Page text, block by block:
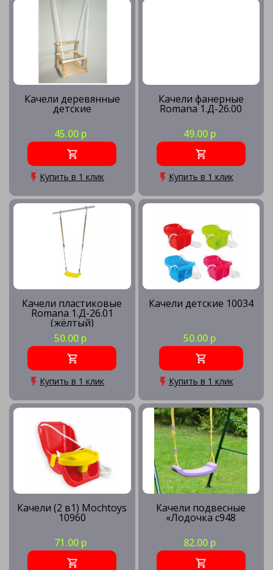
Подвесные качели
Спортивные комплексы с качелями
Качели деревянные
детские
45.00 р
Купить в 1 клик
Качели фанерные
Romana 1.Д-26.00
49.00 р
Купить в 1 клик
Качели пластиковые
Romana 1.Д-26.01
(жёлтый)
50.00 р
Купить в 1 клик
Качели детские 10034
50.00 р
Купить в 1 клик
Качели (2 в1) Mochtoys
10960
71.00 р
Качели подвесные
«Лодочка с948
82.00 р